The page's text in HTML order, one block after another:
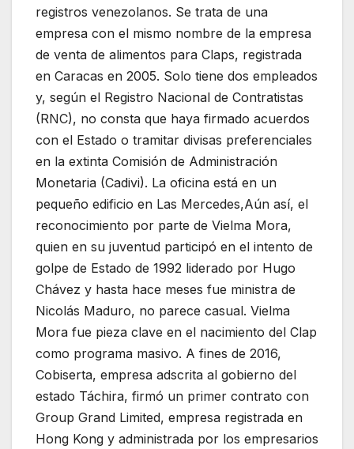
registros venezolanos. Se trata de una
empresa con el mismo nombre de la empresa
de venta de alimentos para Claps, registrada
en Caracas en 2005. Solo tiene dos empleados
y, según el Registro Nacional de Contratistas
(RNC), no consta que haya firmado acuerdos
con el Estado o tramitar divisas preferenciales
en la extinta Comisión de Administración
Monetaria (Cadivi). La oficina está en un
pequeño edificio en Las Mercedes,Aún así, el
reconocimiento por parte de Vielma Mora,
quien en su juventud participó en el intento de
golpe de Estado de 1992 liderado por Hugo
Chávez y hasta hace meses fue ministra de
Nicolás Maduro, no parece casual. Vielma
Mora fue pieza clave en el nacimiento del Clap
como programa masivo. A fines de 2016,
Cobiserta, empresa adscrita al gobierno del
estado Táchira, firmó un primer contrato con
Group Grand Limited, empresa registrada en
Hong Kong y administrada por los empresarios